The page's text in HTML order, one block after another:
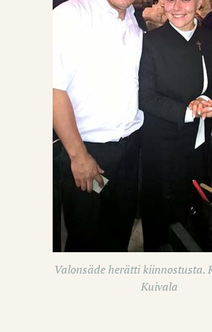
Valonsäde herätti kiinnostusta.
Kuivala